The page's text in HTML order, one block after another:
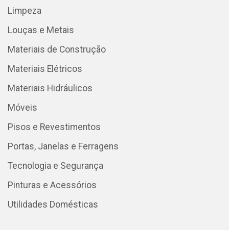
Limpeza
Louças e Metais
Materiais de Construção
Materiais Elétricos
Materiais Hidráulicos
Móveis
Pisos e Revestimentos
Portas, Janelas e Ferragens
Tecnologia e Segurança
Pinturas e Acessórios
Utilidades Domésticas